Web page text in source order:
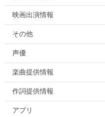
映画出演情報
その他
声優
楽曲提供情報
作詞提供情報
アプリ